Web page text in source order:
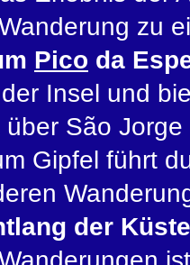
zu
Pico da
Insel und
über São
Gipfel führt
der Küste